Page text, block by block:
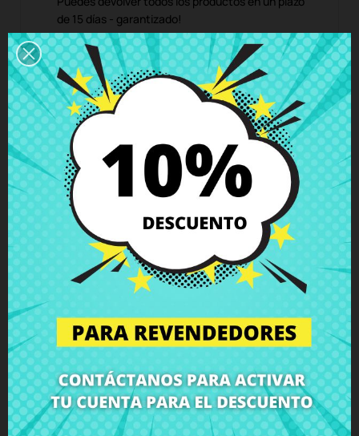
de 15 días - garantizado!
Detalles del producto
Grados
Comentarios
Antena inalámbrica MAIN Acer Aspire
E5-511 E5-521 E5-531 E5-571 V3-572
CompraAntena inalámbrica MAIN Acer Aspire E5-511 E5-521
E5-531 E5-571 V3-572al mejor precio en CRParts -